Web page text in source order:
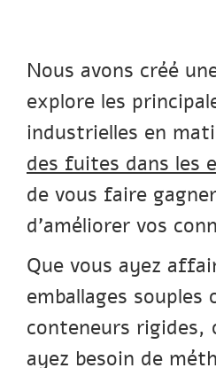
Nous avons créé
explore les
industrielles en
des fuites dans les
de vous faire
d’améliorer vos
Que vous ayez
emballages souples
conteneurs rigides,
ayez besoin de